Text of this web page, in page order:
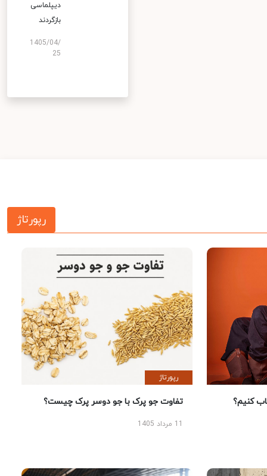
دیپلماسی
بازگردند
1405/04/
25
رپورتاژ
کنیم؟
رپورتاژ
تفاوت جو پرک با جو دوسر پرک چیست؟